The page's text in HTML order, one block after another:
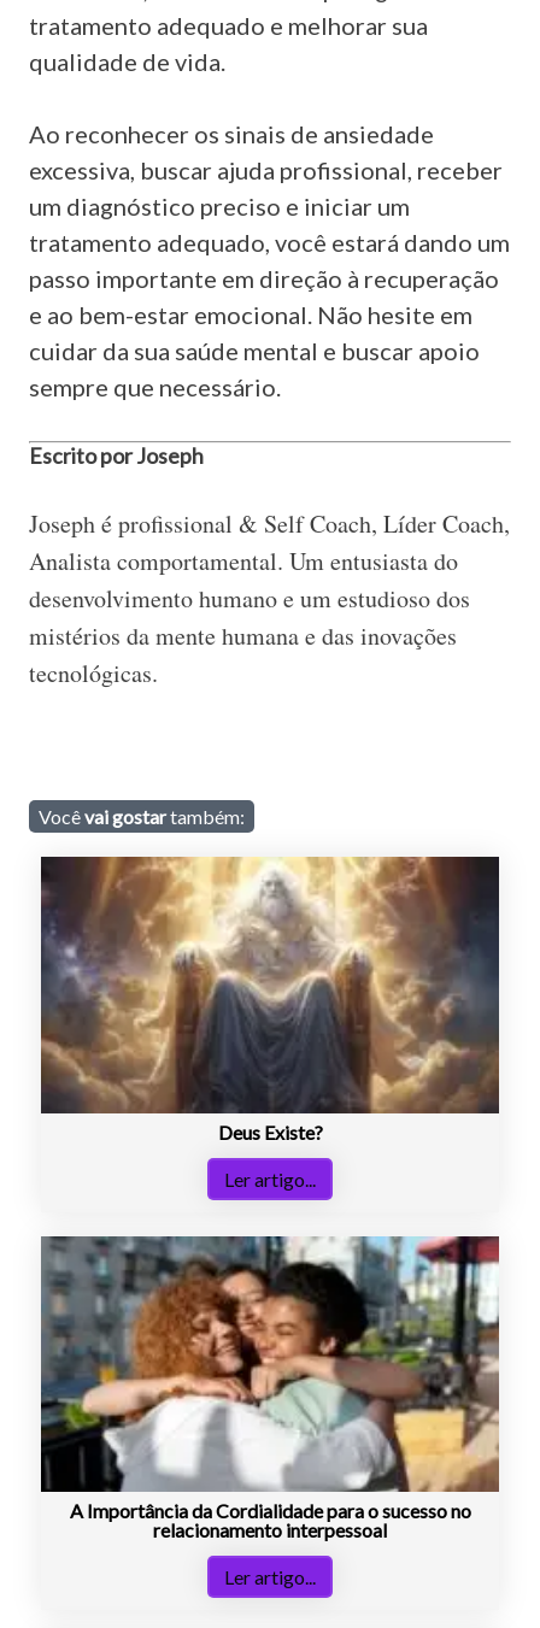
tratamento adequado e melhorar sua
qualidade de vida.
Ao reconhecer os sinais de ansiedade
excessiva, buscar ajuda profissional, receber
um diagnóstico preciso e iniciar um
tratamento adequado, você estará dando um
passo importante em direção à recuperação
e ao bem-estar emocional. Não hesite em
cuidar da sua saúde mental e buscar apoio
sempre que necessário.
Escrito por Joseph
Joseph é profissional & Self Coach, Líder Coach,
Analista comportamental. Um entusiasta do
desenvolvimento humano e um estudioso dos
mistérios da mente humana e das inovações
tecnológicas.
Vocêvai gostartambém:
Deus Existe?
Ler artigo...
A Importância da Cordialidade para o sucesso no
relacionamento interpessoal
Ler artigo...